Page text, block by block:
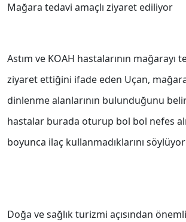
Mağara tedavi amaçlı ziyaret ediliyor
Astım ve KOAH hastalarının mağarayı
ziyaret ettiğini ifade eden Uçan,
dinlenme alanlarının bulunduğunu
hastalar burada oturup bol bol nefes
boyunca ilaç kullanmadıklarını
Doğa ve sağlık turizmi açısından